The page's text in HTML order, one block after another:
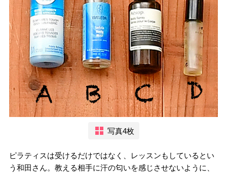
写真4枚
ピラティスは受けるだけではなく、レッスンもしているとい
う和田さん。教える相手に汗の匂いを感じさせないように、